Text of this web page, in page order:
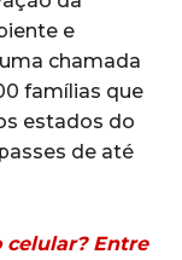
e
chamada
famílias que
estados do
de até
Entre